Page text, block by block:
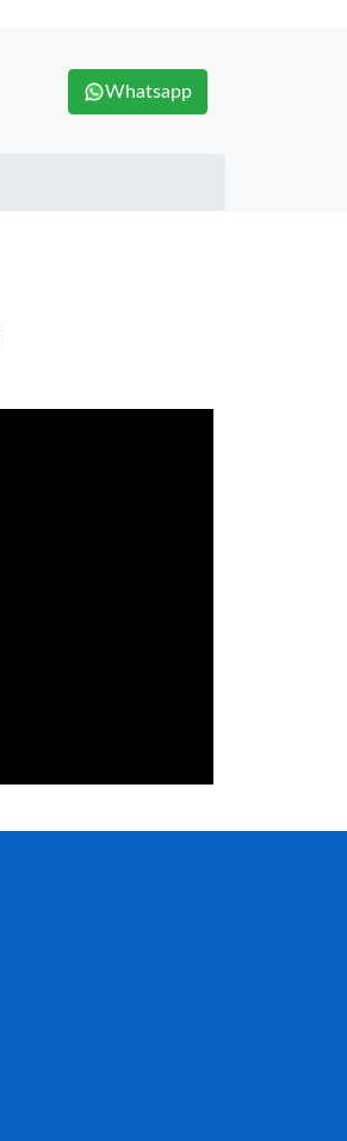
Whatsapp